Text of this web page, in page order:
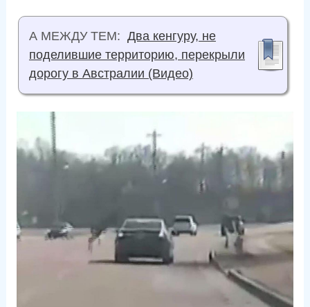
А МЕЖДУ ТЕМ: Два кенгуру, не
поделившие территорию, перекрыли
дорогу в Австралии (Видео)